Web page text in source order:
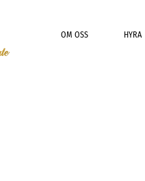
OM OSS HYRA